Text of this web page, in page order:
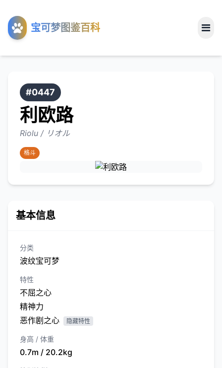
宝可梦图鉴百科
工具
关于
#0447
利欧路
Riolu / リオル
格斗
基本信息
分类
波纹宝可梦
特性
不屈之心
精神力
恶作剧之心
隐藏特性
身高 / 体重
0.7m / 20.2kg